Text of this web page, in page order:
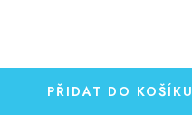
PŘIDAT DO KOŠÍKU